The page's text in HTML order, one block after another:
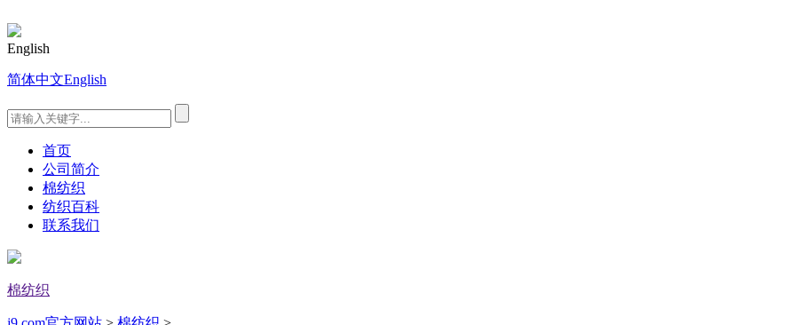
English
简体中文English
首页
公司简介
棉纺织
纺织百科
联系我们
棉纺织